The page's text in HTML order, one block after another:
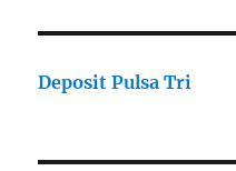
Deposit Pulsa Tri